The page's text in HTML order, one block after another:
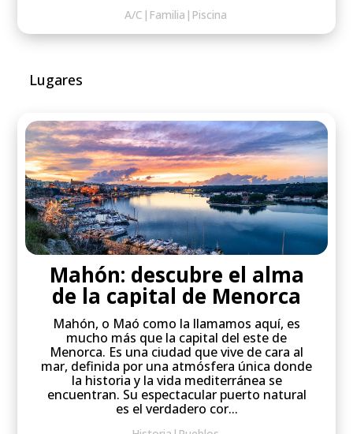
A/C | Familia | Piscina
Lugares
Mahón: descubre el alma
de la capital de Menorca
Mahón, o Maó como la llamamos aquí, es
mucho más que la capital del este de
Menorca. Es una ciudad que vive de cara al
mar, definida por una atmósfera única donde
la historia y la vida mediterránea se
encuentran. Su espectacular puerto natural
es el verdadero cor...